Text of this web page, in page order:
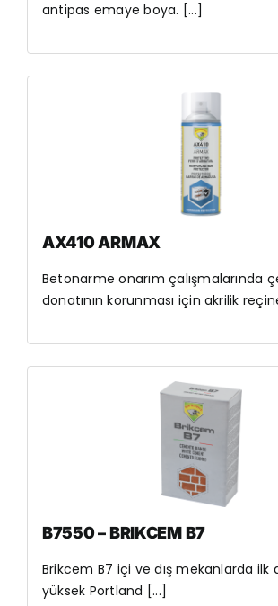
antipas emaye boya. [...]
AX410 ARMAX
Betonarme onarım çalışmalarında
donatının korunması için akrilik
B7550 – BRIKCEM B7
Brikcem B7 içi ve dış mekanlarda ilk
yüksek Portland [...]